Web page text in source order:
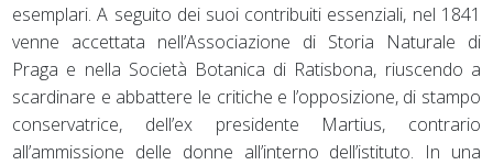
esemplari. A seguito dei suoi contribuiti essenziali, nel 1841
venne accettata nell’Associazione di Storia Naturale di
Praga e nella Società Botanica di Ratisbona, riuscendo a
scardinare e abbattere le critiche e l’opposizione, di stampo
conservatrice, dell’ex presidente Martius, contrario
all’ammissione delle donne all’interno dell’istituto. In una